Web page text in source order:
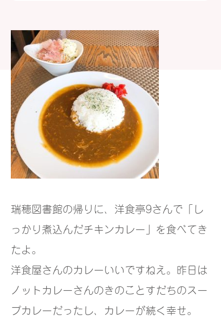
瑞穂図書館の帰りに、洋食亭9さんで「し
っかり煮込んだチキンカレー」を食べてき
たよ。
洋食屋さんのカレーいいですねえ。昨日は
ノットカレーさんのきのことすだちのスー
プカレーだったし、カレーが続く幸せ。